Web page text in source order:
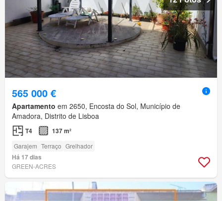
565 000 €
Apartamento em 2650, Encosta do Sol, Município de
Amadora, Distrito de Lisboa
T4 137 m²
Garajem Terraço Grelhador
Há 17 dias
GREEN-ACRES